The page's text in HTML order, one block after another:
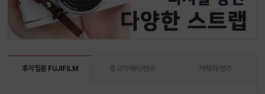
후지필름 FUJIFILM 중고카메라/렌즈 카메라/렌즈